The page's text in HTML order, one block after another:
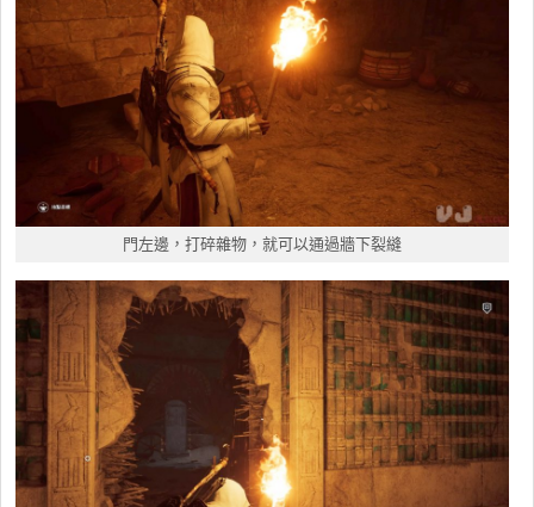
門左邊，打碎雜物，就可以通過牆下裂縫